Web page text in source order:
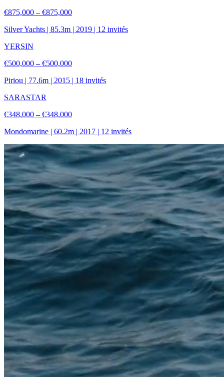
€875,000 – €875,000
Silver Yachts | 85.3m | 2019 | 12 invités
YERSIN
€500,000 – €500,000
Piriou | 77.6m | 2015 | 18 invités
SARASTAR
€348,000 – €348,000
Mondomarine | 60.2m | 2017 | 12 invités